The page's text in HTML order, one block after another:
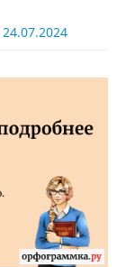
24.07.2024